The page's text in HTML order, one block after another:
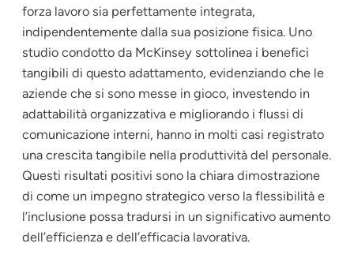
forza lavoro sia perfettamente integrata,
indipendentemente dalla sua posizione fisica. Uno
studio condotto da McKinsey sottolinea i benefici
tangibili di questo adattamento, evidenziando che le
aziende che si sono messe in gioco, investendo in
adattabilità organizzativa e migliorando i flussi di
comunicazione interni, hanno in molti casi registrato
una crescita tangibile nella produttività del personale.
Questi risultati positivi sono la chiara dimostrazione
di come un impegno strategico verso la flessibilità e
l’inclusione possa tradursi in un significativo aumento
dell’efficienza e dell’efficacia lavorativa.